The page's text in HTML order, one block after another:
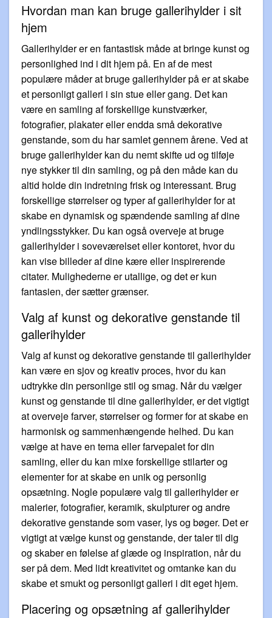
Hvordan man kan bruge gallerihylder i sit
hjem
Gallerihylder er en fantastisk måde at bringe kunst og
personlighed ind i dit hjem på. En af de mest
populære måder at bruge gallerihylder på er at skabe
et personligt galleri i sin stue eller gang. Det kan
være en samling af forskellige kunstværker,
fotografier, plakater eller endda små dekorative
genstande, som du har samlet gennem årene. Ved at
bruge gallerihylder kan du nemt skifte ud og tilføje
nye stykker til din samling, og på den måde kan du
altid holde din indretning frisk og interessant. Brug
forskellige størrelser og typer af gallerihylder for at
skabe en dynamisk og spændende samling af dine
yndlingsstykker. Du kan også overveje at bruge
gallerihylder i soveværelset eller kontoret, hvor du
kan vise billeder af dine kære eller inspirerende
citater. Mulighederne er utallige, og det er kun
fantasien, der sætter grænser.
Valg af kunst og dekorative genstande til
gallerihylder
Valg af kunst og dekorative genstande til gallerihylder
kan være en sjov og kreativ proces, hvor du kan
udtrykke din personlige stil og smag. Når du vælger
kunst og genstande til dine gallerihylder, er det vigtigt
at overveje farver, størrelser og former for at skabe en
harmonisk og sammenhængende helhed. Du kan
vælge at have en tema eller farvepalet for din
samling, eller du kan mixe forskellige stilarter og
elementer for at skabe en unik og personlig
opsætning. Nogle populære valg til gallerihylder er
malerier, fotografier, keramik, skulpturer og andre
dekorative genstande som vaser, lys og bøger. Det er
vigtigt at vælge kunst og genstande, der taler til dig
og skaber en følelse af glæde og inspiration, når du
ser på dem. Med lidt kreativitet og omtanke kan du
skabe et smukt og personligt galleri i dit eget hjem.
Placering og opsætning af gallerihylder